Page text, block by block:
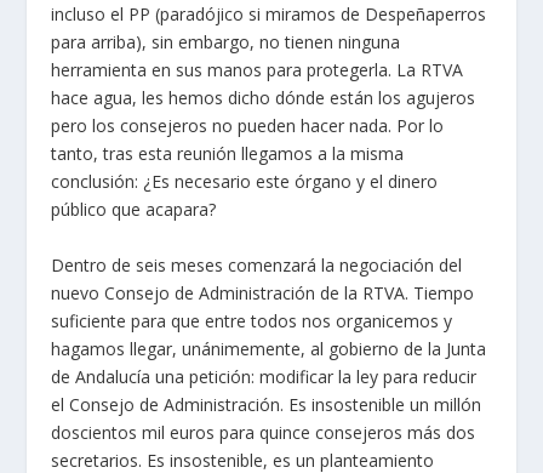
incluso el PP (paradójico si miramos de Despeñaperros
para arriba), sin embargo, no tienen ninguna
herramienta en sus manos para protegerla. La RTVA
hace agua, les hemos dicho dónde están los agujeros
pero los consejeros no pueden hacer nada. Por lo
tanto, tras esta reunión llegamos a la misma
conclusión: ¿Es necesario este órgano y el dinero
público que acapara?
Dentro de seis meses comenzará la negociación del
nuevo Consejo de Administración de la RTVA. Tiempo
suficiente para que entre todos nos organicemos y
hagamos llegar, unánimemente, al gobierno de la Junta
de Andalucía una petición: modificar la ley para reducir
el Consejo de Administración. Es insostenible un millón
doscientos mil euros para quince consejeros más dos
secretarios. Es insostenible, es un planteamiento